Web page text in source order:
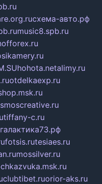
схема-авто.рф
music8.spb.ru
hohota.netalimy.ru
otdelkaexp.ru
tiffany-c.ru
галактика73.рф
fotsis.rutesiaes.ru
mossilver.ru
clubtibet.ruorior-aks.ru